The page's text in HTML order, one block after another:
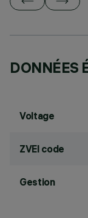
DONNÉES
Voltage
ZVEI code
Gestion